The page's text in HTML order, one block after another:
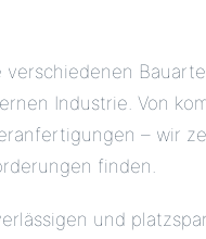
verschiedenen
Industrie. Von
– wir
finden.
und